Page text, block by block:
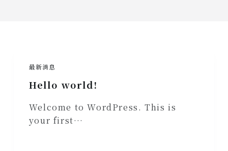
最新消息
Hello world!
Welcome to WordPress. This is
your first…